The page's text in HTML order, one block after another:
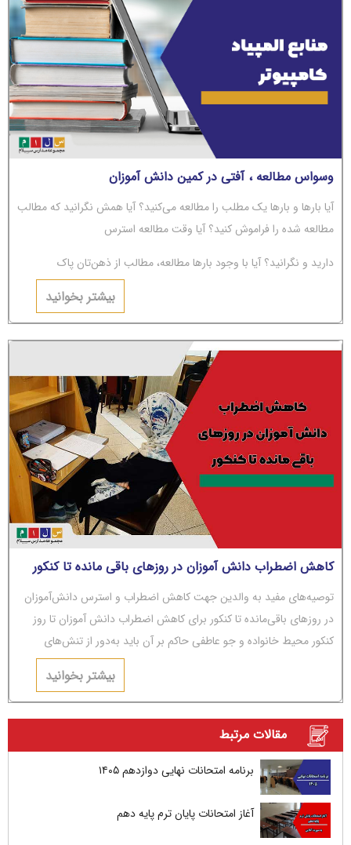
وسواس مطالعه ، آفتی در کمین دانش آموزان
آیا بارها و بارها یک مطلب را مطالعه می‌کنید؟ آیا همش نگرانید که مطالب
مطالعه شده را فراموش کنید؟ آیا وقت مطالعه استرس
دارید و نگرانید؟ آیا با وجود بارها مطالعه، مطالب از ذهن‌تان پاک
می‌شوند؟ اگر جواب‌تان مثبت است، باید بگوییم شما دچار
بیشتر بخوانید
کاهش اضطراب دانش آموزان در روزهای باقی مانده تا کنکور
توصیه‌های مفید به والدین جهت کاهش اضطراب و استرس دانش‌آموزان
در روزهای باقی‌مانده تا کنکور برای کاهش اضطراب دانش آموزان تا روز
کنکور محیط خانواده و جو عاطفی حاکم بر آن باید به‌دور از تنش‌های
بیشتر بخوانید
مقالات مرتبط
برنامه امتحانات نهایی دوازدهم ۱۴۰۵
آغاز امتحانات پایان ترم پایه دهم